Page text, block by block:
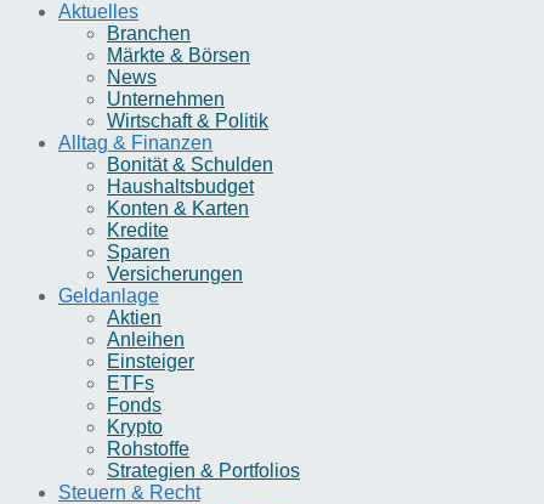
Aktuelles
Branchen
Märkte & Börsen
News
Unternehmen
Wirtschaft & Politik
Alltag & Finanzen
Bonität & Schulden
Haushaltsbudget
Konten & Karten
Kredite
Sparen
Versicherungen
Geldanlage
Aktien
Anleihen
Einsteiger
ETFs
Fonds
Krypto
Rohstoffe
Strategien & Portfolios
Steuern & Recht